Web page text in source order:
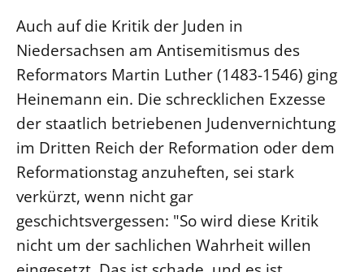
Auch auf die Kritik der Juden in
Niedersachsen am Antisemitismus des
Reformators Martin Luther (1483-1546) ging
Heinemann ein. Die schrecklichen Exzesse
der staatlich betriebenen Judenvernichtung
im Dritten Reich der Reformation oder dem
Reformationstag anzuheften, sei stark
verkürzt, wenn nicht gar
geschichtsvergessen: "So wird diese Kritik
nicht um der sachlichen Wahrheit willen
Terminstundenplaner